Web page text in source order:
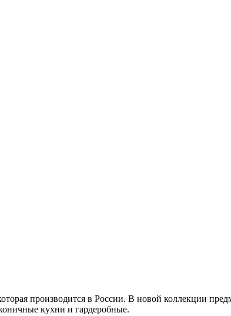
производится в России. В новой коллекции
кухни и гардеробные.